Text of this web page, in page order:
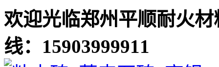
欢迎光临郑州平顺耐火
线：15903999911